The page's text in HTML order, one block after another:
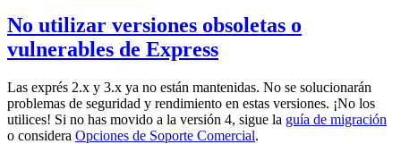
No utilizar versiones obsoletas o
vulnerables de Express
Las exprés 2.x y 3.x ya no están mantenidas. No se solucionarán
problemas de seguridad y rendimiento en estas versiones. ¡No los
utilices! Si no has movido a la versión 4, sigue la guía de migración
o considera Opciones de Soporte Comercial.